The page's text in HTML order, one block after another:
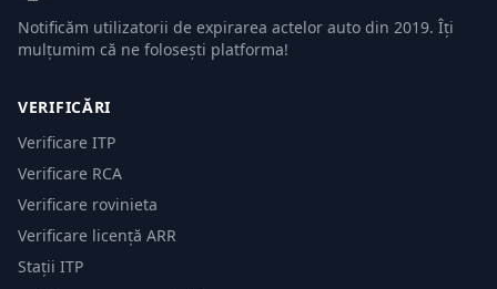
Notificăm utilizatorii de expirarea actelor auto din 2019. Îți
mulțumim că ne folosești platforma!
VERIFICĂRI
Verificare ITP
Verificare RCA
Verificare rovinieta
Verificare licență ARR
Stații ITP